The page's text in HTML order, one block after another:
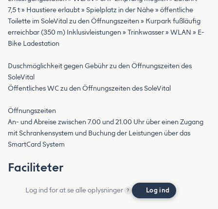
7,5 t » Haustiere erlaubt » Spielplatz in der Nähe » öffentliche
Toilette im SoleVital zu den Öffnungszeiten » Kurpark fußläufig
erreichbar (350 m) Inklusivleistungen » Trinkwasser » WLAN » E-
Bike Ladestation
Duschmöglichkeit gegen Gebühr zu den Öffnungszeiten des
SoleVital
Öffentliches WC zu den Öffnungszeiten des SoleVital
Öffnungszeiten
An- und Abreise zwischen 7.00 und 21.00 Uhr über einen Zugang
mit Schrankensystem und Buchung der Leistungen über das
SmartCard System
Faciliteter
Log ind for at se alle oplysninger ? Log ind